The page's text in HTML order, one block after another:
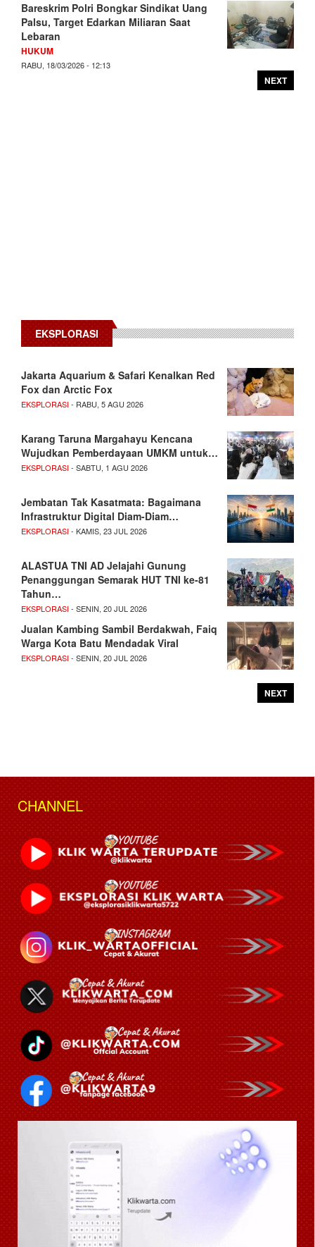
Bareskrim Polri Bongkar Sindikat Uang
Palsu, Target Edarkan Miliaran Saat
Lebaran
HUKUM
RABU, 18/03/2026 - 12:13
NEXT
EKSPLORASI
Jakarta Aquarium & Safari Kenalkan Red
Fox dan Arctic Fox
EKSPLORASI- RABU, 5 AGU 2026
Karang Taruna Margahayu Kencana
Wujudkan Pemberdayaan UMKM untuk…
EKSPLORASI- SABTU, 1 AGU 2026
Jembatan Tak Kasatmata: Bagaimana
Infrastruktur Digital Diam-Diam…
EKSPLORASI- KAMIS, 23 JUL 2026
ALASTUA TNI AD Jelajahi Gunung
Penanggungan Semarak HUT TNI ke-81
Tahun…
EKSPLORASI- SENIN, 20 JUL 2026
Jualan Kambing Sambil Berdakwah, Faiq
Warga Kota Batu Mendadak Viral
EKSPLORASI- SENIN, 20 JUL 2026
NEXT
CHANNEL